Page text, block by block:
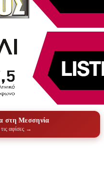
στη Μεσσηνία
αφίσες →